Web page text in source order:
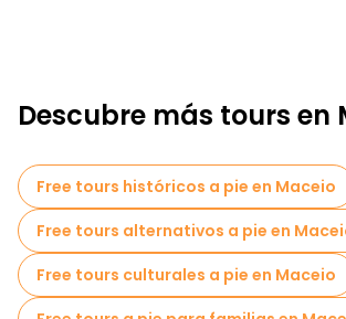
Descubre más tours en
Free tours históricos a pie en Maceio
Free tours alternativos a pie en
Free tours culturales a pie en Maceio